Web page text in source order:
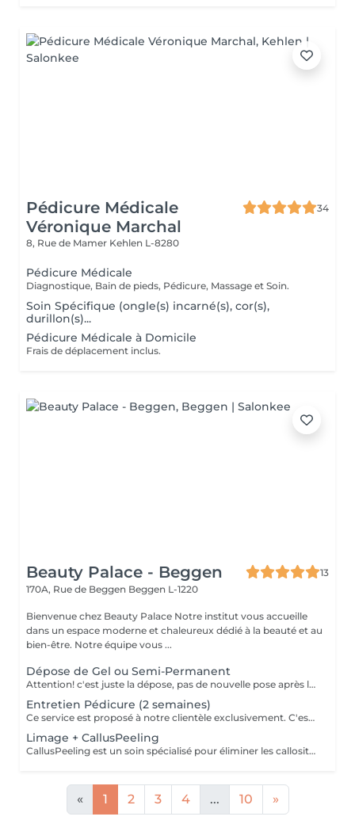
Pédicure Médicale
Véronique Marchal
34
8, Rue de Mamer Kehlen L-8280
Pédicure Médicale
Diagnostique, Bain de pieds, Pédicure, Massage et Soin.
Soin Spécifique (ongle(s) incarné(s), cor(s),
durillon(s)...
Pédicure Médicale à Domicile
Frais de déplacement inclus.
Beauty Palace - Beggen
13
170A, Rue de Beggen Beggen L-1220
Bienvenue chez Beauty Palace Notre institut vous accueille
dans un espace moderne et chaleureux dédié à la beauté et au
bien-être. Notre équipe vous ...
Dépose de Gel ou Semi-Permanent
Attention! c'est juste la dépose, pas de nouvelle pose après la dépose.
Entretien Pédicure (2 semaines)
Ce service est proposé à notre clientèle exclusivement. C'est un entretien des ongles à effectuer maximum après deux semaines suivant la pédicure. Description : *Raccourcissement des ongles *Entretien des cuticules *Passage de la rape *Application d'une Huile pour les cuticules et d'une Crème pieds
Limage + CallusPeeling
CallusPeeling est un soin spécialisé pour éliminer les callosités et adoucir les pieds, sans l'utilisation de lames ou d'instruments agressifs. Ce traitement doux et indolore dissout les peaux dures et rugueuses grâce à des produits spécifiques, laissant la peau lisse, hydratée et revitalisée. Idéal pour ceux qui souffrent de pieds secs ou de callosités, le Callus Peeling procure un résultat immédiat, offrant des pieds visiblement plus sains et soignés après une seule séance.
« 1 2 3 4 ... 10 »